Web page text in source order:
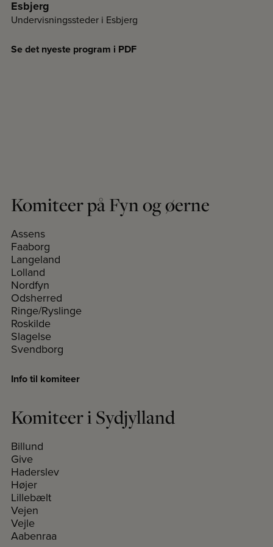
Esbjerg
Undervisningssteder i Esbjerg
Se det nyeste program i PDF
Komiteer på Fyn og øerne
Assens
Faaborg
Langeland
Lolland
Nordfyn
Odsherred
Ringe/Ryslinge
Roskilde
Slagelse
Svendborg
Info til komiteer
Komiteer i Sydjylland
Billund
Give
Haderslev
Højer
Lillebælt
Vejen
Vejle
Aabenraa